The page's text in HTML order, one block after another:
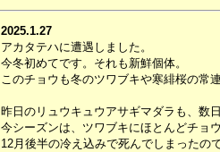
2025.1.27
アカタテハに遭遇しました。
今冬初めてです。それも新鮮個体。
このチョウも冬のツワブキや寒緋桜の常連
昨日のリュウキュウアサギマダラも、数
今シーズンは、ツワブキにほとんどチョウ
12月後半の冷え込みで死んでしまったの